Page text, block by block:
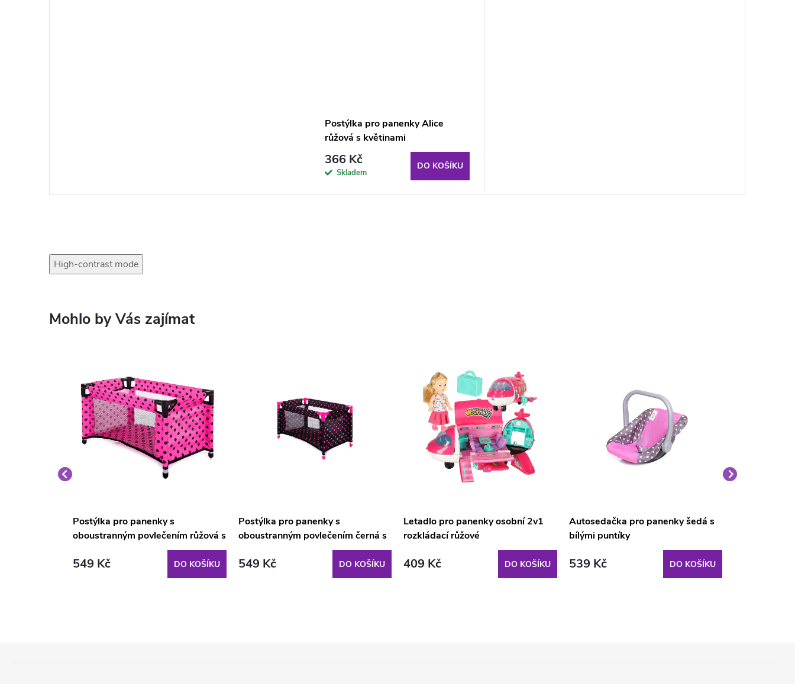
Postýlka pro panenky Alice
růžová s květinami
366 Kč
Skladem
DO KOŠÍKU
High-contrast mode
Postýlka pro panenky s
oboustranným povlečením růžová s
549 Kč DO KOŠÍKU
Postýlka pro panenky s
oboustranným povlečením černá s
549 Kč DO KOŠÍKU
Letadlo pro panenky osobní 2v1
rozkládací růžové
409 Kč DO KOŠÍKU
Autosedačka pro panenky šedá s
bílými puntíky
539 Kč DO KOŠÍKU